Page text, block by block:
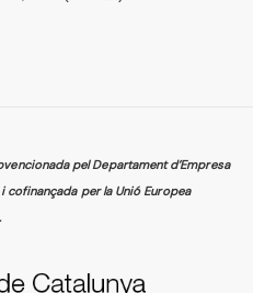
pel Departament d’Empresa
cofinançada per la Unió Europea